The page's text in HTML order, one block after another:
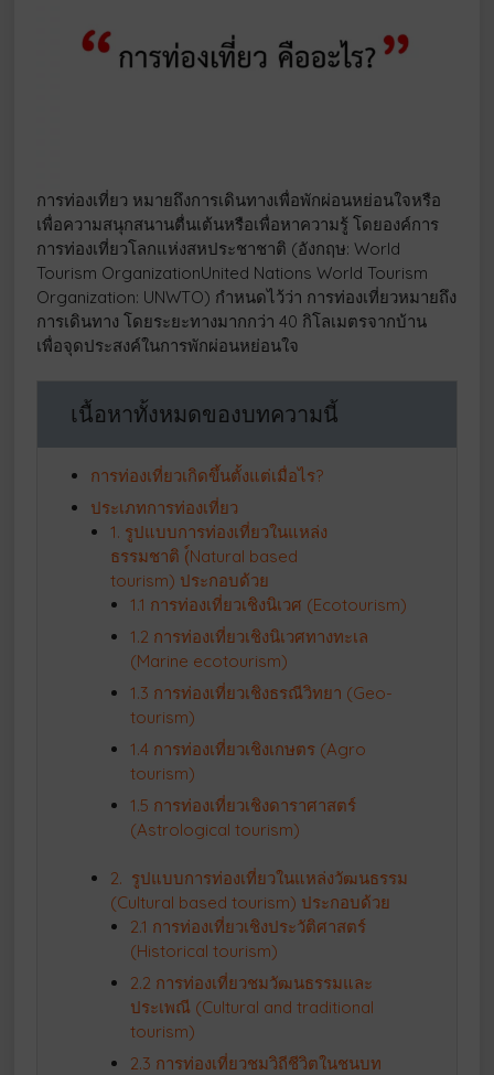
การท่องเที่ยว หมายถึงการเดินทางเพื่อพักผ่อนหย่อนใจหรือ
เพื่อความสนุกสนานตื่นเต้นหรือเพื่อหาความรู้ โดยองค์การ
การท่องเที่ยวโลกแห่งสหประชาชาติ (อังกฤษ: World
Tourism OrganizationUnited Nations World Tourism
Organization: UNWTO) กำหนดไว้ว่า การท่องเที่ยวหมายถึง
การเดินทาง โดยระยะทางมากกว่า 40 กิโลเมตรจากบ้าน
เพื่อจุดประสงค์ในการพักผ่อนหย่อนใจ
เนื้อหาทั้งหมดของบทความนี้
การท่องเที่ยวเกิดขึ้นตั้งแต่เมื่อไร?
ประเภทการท่องเที่ยว
1. รูปแบบการท่องเที่ยวในแหล่ง
ธรรมชาติ (์Natural based
tourism) ประกอบด้วย
1.1 การท่องเที่ยวเชิงนิเวศ (Ecotourism)
1.2 การท่องเที่ยวเชิงนิเวศทางทะเล
(Marine ecotourism)
1.3 การท่องเที่ยวเชิงธรณีวิทยา (Geo-
tourism)
1.4 การท่องเที่ยวเชิงเกษตร (Agro
tourism)
1.5 การท่องเที่ยวเชิงดาราศาสตร์
(Astrological tourism)
2. รูปแบบการท่องเที่ยวในแหล่งวัฒนธรรม
(Cultural based tourism) ประกอบด้วย
2.1 การท่องเที่ยวเชิงประวัติศาสตร์
(Historical tourism)
2.2 การท่องเที่ยวชมวัฒนธรรมและ
ประเพณี (Cultural and traditional
tourism)
2.3 การท่องเที่ยวชมวิถีชีวิตในชนบท